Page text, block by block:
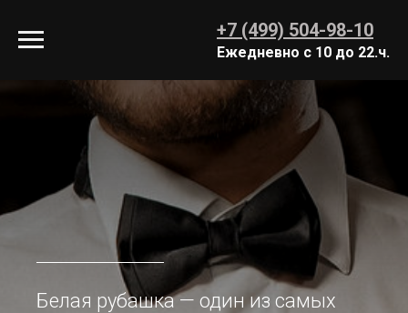
+7 (499) 504-98-10
Ежедневно с 10 до 22.ч.
Белая рубашка — один из самых